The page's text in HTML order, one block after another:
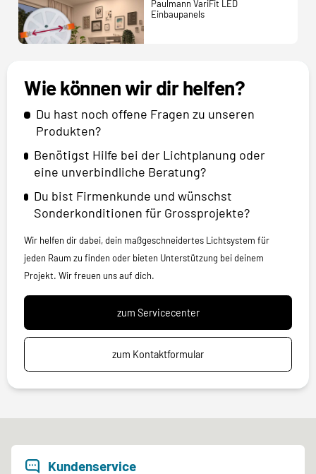
Paulmann VariFit LED
Einbaupanels
Wie können wir dir helfen?
Du hast noch offene Fragen zu unseren
Produkten?
Benötigst Hilfe bei der Lichtplanung oder
eine unverbindliche Beratung?
Du bist Firmenkunde und wünschst
Sonderkonditionen für Grossprojekte?
Wir helfen dir dabei, dein maßgeschneidertes Lichtsystem für
jeden Raum zu finden oder bieten Unterstützung bei deinem
Projekt. Wir freuen uns auf dich.
zum Servicecenter
zum Kontaktformular
Kundenservice